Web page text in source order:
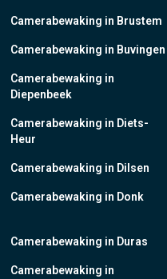
Camerabewaking in Brustem
Camerabewaking in Buvingen
Camerabewaking in
Diepenbeek
Camerabewaking in Diets-
Heur
Camerabewaking in Dilsen
Camerabewaking in Donk
Camerabewaking in Duras
Camerabewaking in